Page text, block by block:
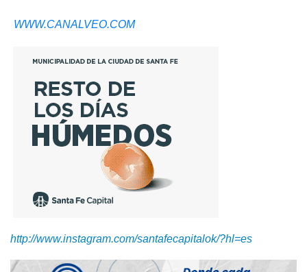
WWW.CANALVEO.COM
http://www.instagram.com/santafecapitalok/?hl=es